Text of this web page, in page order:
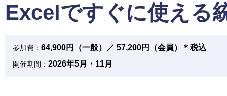
Excelですぐに使える
参加費： 64,900円（一般）／ 57,200円（会員）＊税込
開催期間： 2026年5月・11月